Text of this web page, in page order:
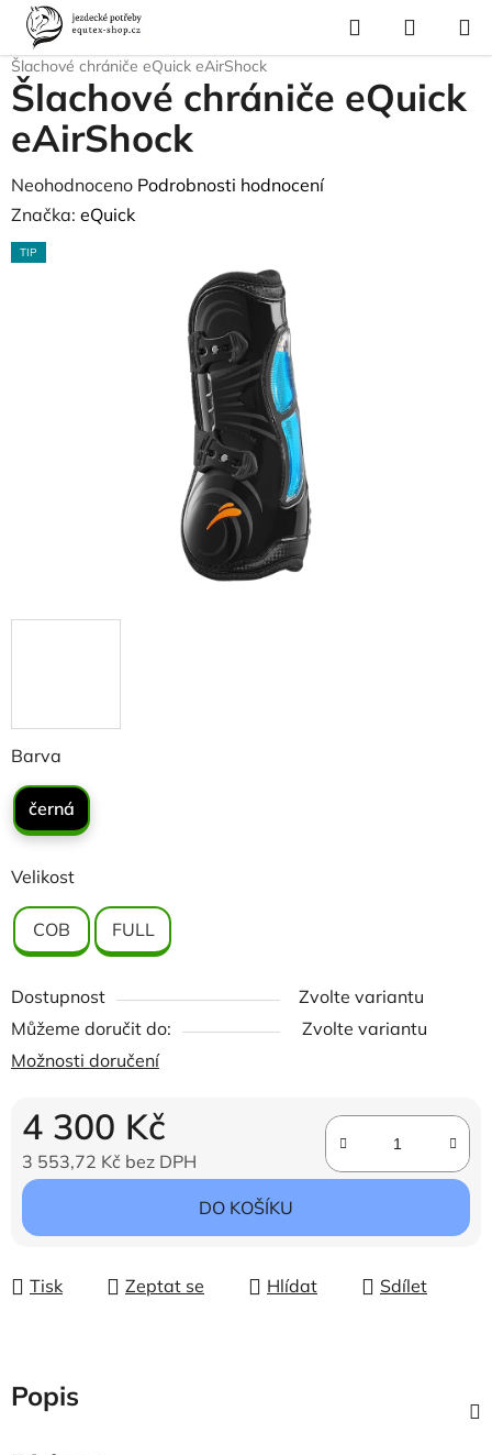
Přejít
obsah
Hledat
KOŠÍK
Domů
Pro koně
Šlachové chrániče eQuick eAirShock
Barva
černá
Velikost
COB FULL
Dostupnost
Zvolte variantu
Můžeme doručit do:
Zvolte variantu
Možnosti doručení
4 300 Kč
3 553,72 Kč bez DPH
Měrná cena:
DO KOŠÍKU
Tisk Zeptat se Hlídat Sdílet
Šlachové chrániče eQuick
eAirShock
Průměrné
hodnocení
produktu
Neohodnoceno Podrobnosti hodnocení
Značka: eQuick
TIP
Popis